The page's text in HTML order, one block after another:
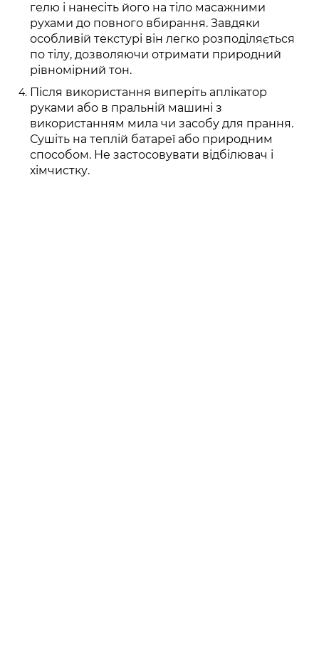
гелю і нанесіть його на тіло масажними
рухами до повного вбирання. Завдяки
особливій текстурі він легко розподіляється
по тілу, дозволяючи отримати природний
рівномірний тон.
Після використання виперіть аплікатор
руками або в пральній машині з
використанням мила чи засобу для прання.
Сушіть на теплій батареї або природним
способом. Не застосовувати відбілювач і
хімчистку.